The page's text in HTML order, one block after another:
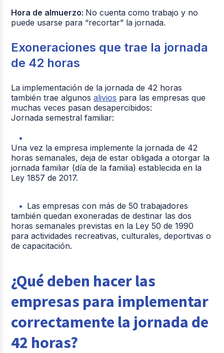
Hora de almuerzo: No cuenta como trabajo y no
puede usarse para “recortar” la jornada.
Exoneraciones que trae la jornada
de 42 horas
La implementación de la jornada de 42 horas
también trae algunosalivios para las empresas que
muchas veces pasan desapercibidos:
Jornada semestral familiar:
Una vez la empresa implemente la jornada de 42
horas semanales, deja de estar obligada a otorgar la
jornada familiar (día de la familia) establecida en la
Ley 1857 de 2017.
Las empresas con más de 50 trabajadores
también quedan exoneradas de destinar las dos
horas semanales previstas en la Ley 50 de 1990
para actividades recreativas, culturales, deportivas o
de capacitación.
¿Qué deben hacer las
empresas para implementar
correctamente la jornada de
42 horas?